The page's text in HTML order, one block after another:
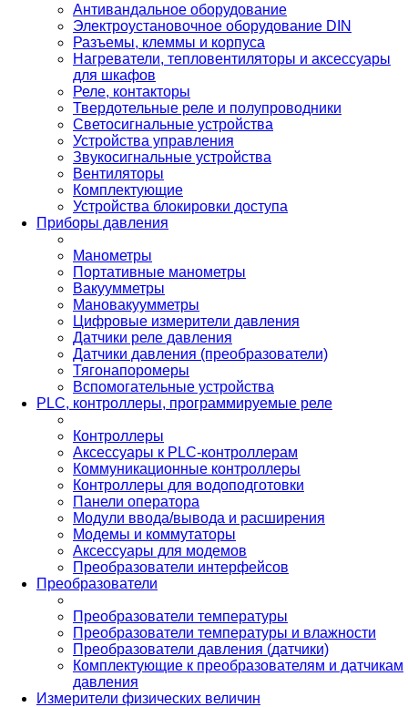
Антивандальное оборудование
Электроустановочное оборудование DIN
Разъемы, клеммы и корпуса
Нагреватели, тепловентиляторы и аксессуары
для шкафов
Реле, контакторы
Твердотельные реле и полупроводники
Светосигнальные устройства
Устройства управления
Звукосигнальные устройства
Вентиляторы
Комплектующие
Устройства блокировки доступа
Приборы давления
Манометры
Портативные манометры
Вакуумметры
Мановакуумметры
Цифровые измерители давления
Датчики реле давления
Датчики давления (преобразователи)
Тягонапоромеры
Вспомогательные устройства
PLС, контроллеры, программируемые реле
Контроллеры
Аксессуары к PLC-контроллерам
Коммуникационные контроллеры
Контроллеры для водоподготовки
Панели оператора
Модули ввода/вывода и расширения
Модемы и коммутаторы
Аксессуары для модемов
Преобразователи интерфейсов
Преобразователи
Преобразователи температуры
Преобразователи температуры и влажности
Преобразователи давления (датчики)
Комплектующие к преобразователям и датчикам
давления
Измерители физических величин